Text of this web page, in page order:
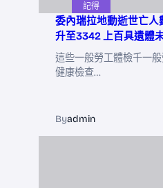
記得
委內瑞拉地動逝世亡人
升至3342 上百具遺體
這些一般勞工體檢千一
健康檢查…
Byadmin